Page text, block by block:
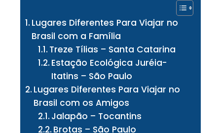
Lugares Diferentes Para Viajar no
Brasil com a Família
Treze Tílias – Santa Catarina
Estação Ecológica Juréia-
Itatins – São Paulo
Lugares Diferentes Para Viajar no
Brasil com os Amigos
Jalapão – Tocantins
Brotas – São Paulo